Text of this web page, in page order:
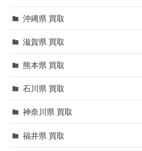
沖縄県 買取
滋賀県 買取
熊本県 買取
石川県 買取
神奈川県 買取
福井県 買取